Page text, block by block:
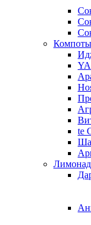
Компоты
te
Лимонад